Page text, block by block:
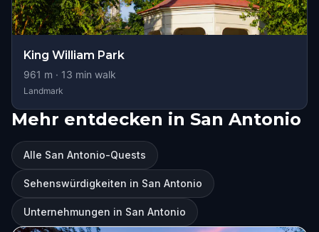
King William Park
961 m · 13 min walk
Landmark
Mehr entdecken in San Antonio
Alle San Antonio-Quests
Sehenswürdigkeiten in San Antonio
Unternehmungen in San Antonio